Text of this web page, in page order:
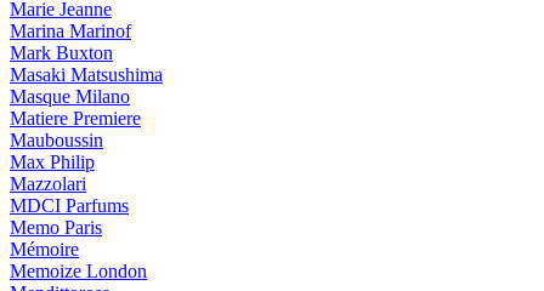
Marie Jeanne
Marina Marinof
Mark Buxton
Masaki Matsushima
Masque Milano
Matiere Premiere
Mauboussin
Max Philip
Mazzolari
MDCI Parfums
Memo Paris
Mémoire
Memoize London